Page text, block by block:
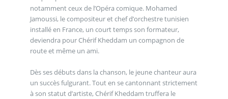
notamment ceux de l’Opéra comique. Mohamed
Jamoussi, le compositeur et chef d’orchestre tunisien
installé en France, un court temps son formateur,
deviendra pour Chérif Kheddam un compagnon de
route et même un ami.
Dès ses débuts dans la chanson, le jeune chanteur aura
un succès fulgurant. Tout en se cantonnant strictement
à son statut d’artiste, Chérif Kheddam truffera le